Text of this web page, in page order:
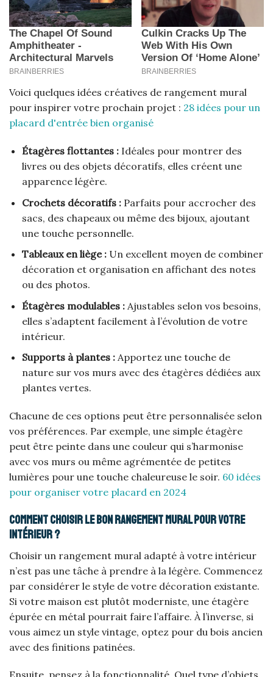
Voici quelques idées créatives de rangement mural
pour inspirer votre prochain projet : 28 idées pour un
placard d'entrée bien organisé
Étagères flottantes :Idéales pour montrer des
livres ou des objets décoratifs, elles créent une
apparence légère.
Crochets décoratifs :Parfaits pour accrocher des
sacs, des chapeaux ou même des bijoux, ajoutant
une touche personnelle.
Tableaux en liège :Un excellent moyen de combiner
décoration et organisation en affichant des notes
ou des photos.
Étagères modulables :Ajustables selon vos besoins,
elles s’adaptent facilement à l’évolution de votre
intérieur.
Supports à plantes :Apportez une touche de
nature sur vos murs avec des étagères dédiées aux
plantes vertes.
Chacune de ces options peut être personnalisée selon
vos préférences. Par exemple, une simple étagère
peut être peinte dans une couleur qui s’harmonise
avec vos murs ou même agrémentée de petites
lumières pour une touche chaleureuse le soir. 60 idées
pour organiser votre placard en 2024
Comment choisir le bon rangement mural pour votre
intérieur ?
Choisir un rangement mural adapté à votre intérieur
n’est pas une tâche à prendre à la légère. Commencez
par considérer le style de votre décoration existante.
Si votre maison est plutôt moderniste, une étagère
épurée en métal pourrait faire l’affaire. À l’inverse, si
vous aimez un style vintage, optez pour du bois ancien
avec des finitions patinées.